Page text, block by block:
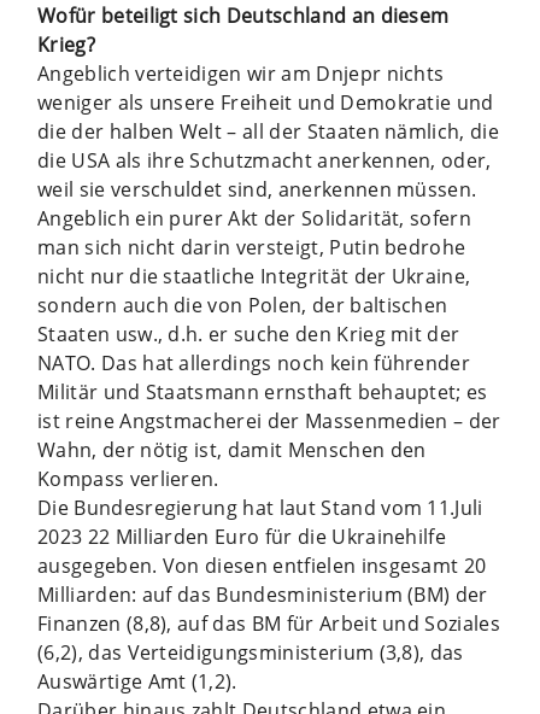
Wofür beteiligt sich Deutschland an diesem
Krieg?
Angeblich verteidigen wir am Dnjepr nichts
weniger als unsere Freiheit und Demokratie und
die der halben Welt – all der Staaten nämlich, die
die USA als ihre Schutzmacht anerkennen, oder,
weil sie verschuldet sind, anerkennen müssen.
Angeblich ein purer Akt der Solidarität, sofern
man sich nicht darin versteigt, Putin bedrohe
nicht nur die staatliche Integrität der Ukraine,
sondern auch die von Polen, der baltischen
Staaten usw., d.h. er suche den Krieg mit der
NATO. Das hat allerdings noch kein führender
Militär und Staatsmann ernsthaft behauptet; es
ist reine Angstmacherei der Massenmedien – der
Wahn, der nötig ist, damit Menschen den
Kompass verlieren.
Die Bundesregierung hat laut Stand vom 11.Juli
2023 22 Milliarden Euro für die Ukrainehilfe
ausgegeben. Von diesen entfielen insgesamt 20
Milliarden: auf das Bundesministerium (BM) der
Finanzen (8,8), auf das BM für Arbeit und Soziales
(6,2), das Verteidigungsministerium (3,8), das
Auswärtige Amt (1,2).